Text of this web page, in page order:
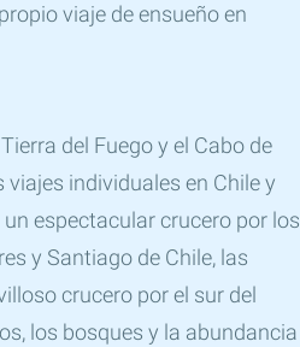
viaje de ensueño en
del Fuego y el Cabo de
individuales en Chile y
espectacular crucero por los
y Santiago de Chile, las
crucero por el sur del
los bosques y la abundancia